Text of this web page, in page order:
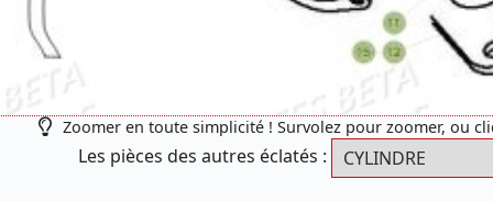
Zoomer en toute simplicité ! Survolez pour zoomer, ou
Les pièces des autres éclatés :